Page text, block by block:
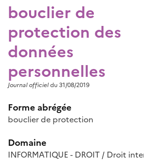
bouclier de
protection des
données
personnelles
Journal officieldu 31/08/2019
Forme abrégée
bouclier de protection
Domaine
INFORMATIQUE - DROIT / Droit